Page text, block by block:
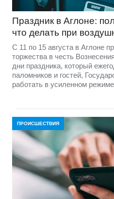
Праздник в Аглоне:
что делать при
С 11 по 15 августа в Аглоне
торжества в честь
дни праздника, который
паломников и гостей,
работать в усиленном
ПРОИСШЕСТВИЯ